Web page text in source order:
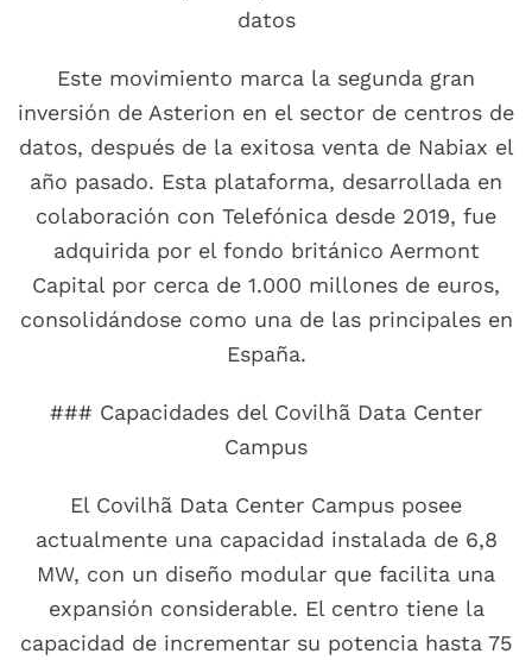
datos
Este movimiento marca la segunda gran
inversión de Asterion en el sector de centros de
datos, después de la exitosa venta de Nabiax el
año pasado. Esta plataforma, desarrollada en
colaboración con Telefónica desde 2019, fue
adquirida por el fondo británico Aermont
Capital por cerca de 1.000 millones de euros,
consolidándose como una de las principales en
España.
### Capacidades del Covilhã Data Center
Campus
El Covilhã Data Center Campus posee
actualmente una capacidad instalada de 6,8
MW, con un diseño modular que facilita una
expansión considerable. El centro tiene la
capacidad de incrementar su potencia hasta 75